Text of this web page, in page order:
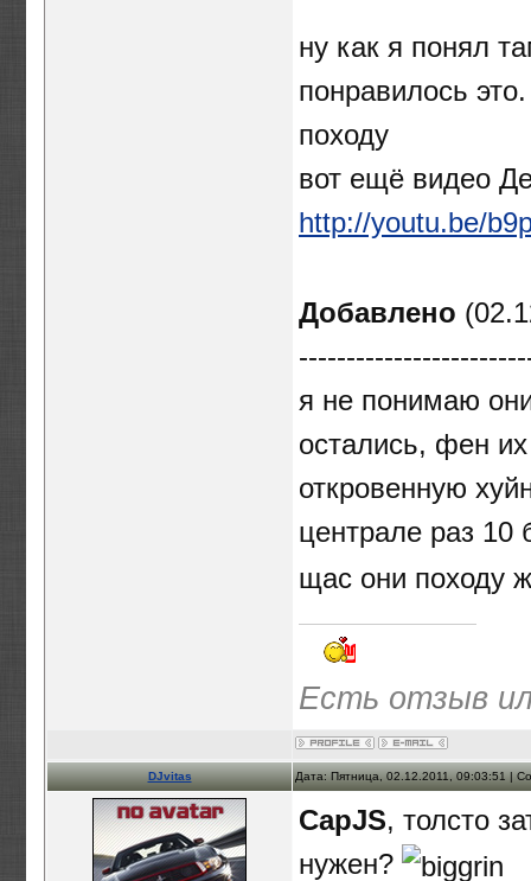
ну как я понял
понравилось
походу
вот ещё видео
http://youtu.be/
Добавлено
я не понимаю
остались, фен
откровенную
централе раз
щас они походу
Есть отзыв
DJvitas Дата: Пятница, 02.12.2011, 09:03:51 |
CapJS, толсто
нужен?